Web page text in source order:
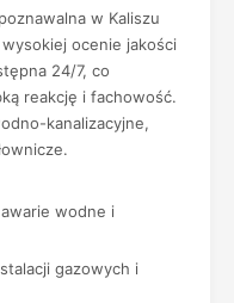
w Kaliszu
ocenie jakości
24/7, co
reakcję i fachowość.
kanalizacyjne,
wodne i
gazowych i